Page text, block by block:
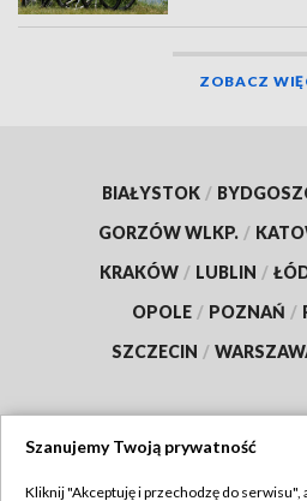
ZOBACZ
BIAŁYSTOK /
GORZÓW WLKP. /
KRAKÓW / LUBLIN /
OPOLE / POZNAŃ /
SZCZECIN /
Szanujemy Twoją prywatność
Kliknij "Akceptuję i przechodzę do serwisu",